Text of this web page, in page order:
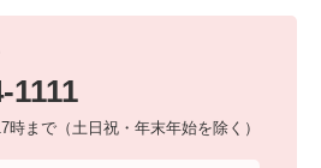
1111
時まで（土日祝・年末年始を除く）